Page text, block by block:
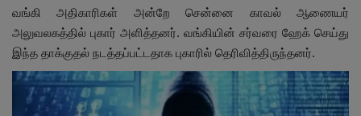
வங்கி அதிகாரிகள் அன்றே சென்னை காவல் ஆணையர்
அலுவலகத்தில் புகார் அளித்தனர். வங்கியின் சர்வரை ஹேக் செய்து
இந்த தாக்குதல் நடத்தப்பட்டதாக புகாரில் தெரிவித்திருந்தனர்.